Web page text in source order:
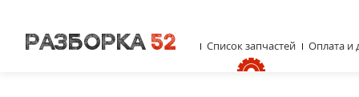
Список запчастей Оплата и